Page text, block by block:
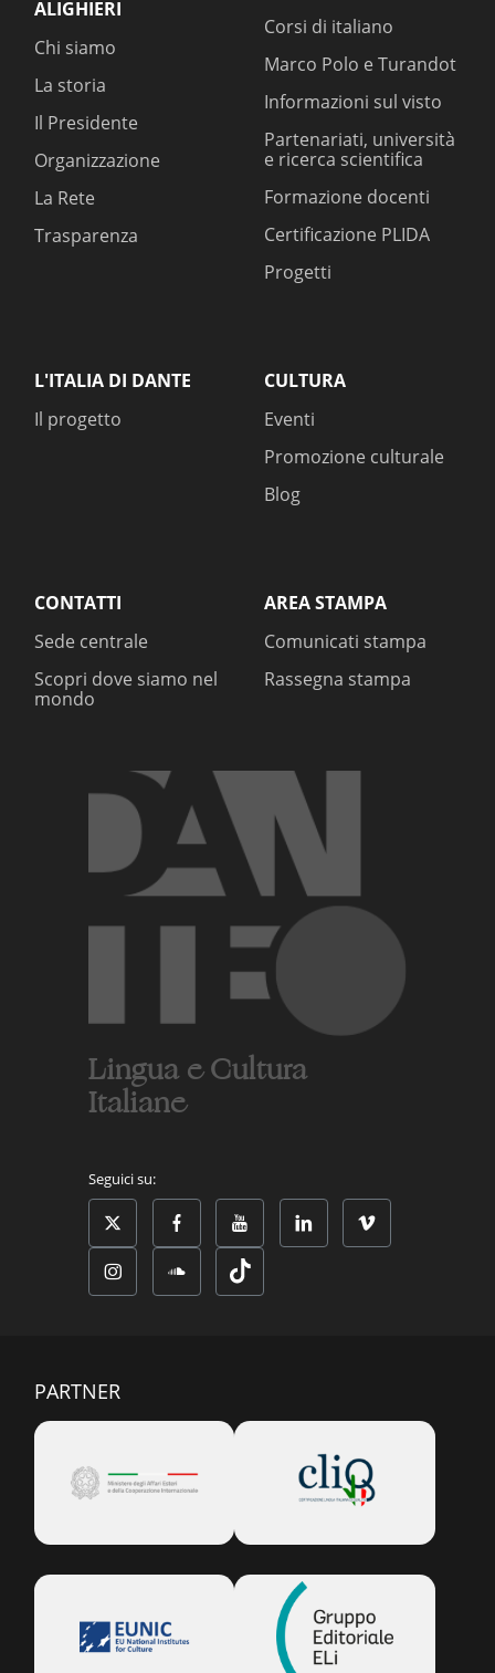
ALIGHIERI
Chi siamo
La storia
Il Presidente
Organizzazione
La Rete
Trasparenza
Corsi di italiano
Marco Polo e Turandot
Informazioni sul visto
Partenariati, università
e ricerca scientifica
Formazione docenti
Certificazione PLIDA
Progetti
L'ITALIA DI DANTE
Il progetto
CULTURA
Eventi
Promozione culturale
Blog
CONTATTI
Sede centrale
Scopri dove siamo nel
mondo
AREA STAMPA
Comunicati stampa
Rassegna stampa
Lingua e Cultura
Italiane
Seguici su:
PARTNER